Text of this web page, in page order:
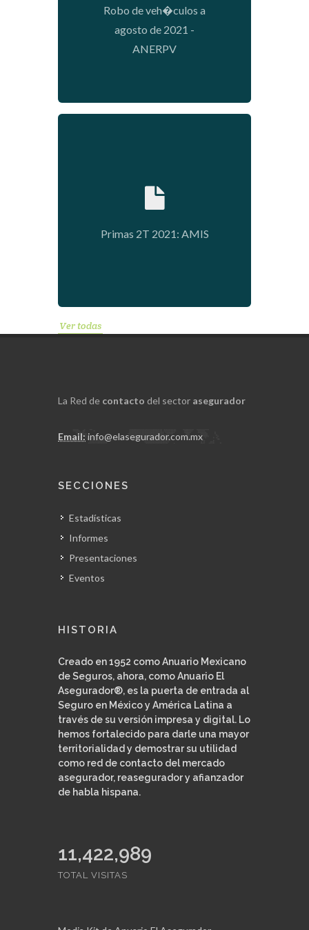
Robo de veh�culos a
agosto de 2021 -
ANERPV
Primas 2T 2021: AMIS
2021-09-13 17:45:51
Ver todas
La Red de contacto del sector asegurador
Email: info@elasegurador.com.mx
SECCIONES
Estadísticas
Informes
Presentaciones
Eventos
HISTORIA
Creado en 1952 como Anuario Mexicano
de Seguros, ahora, como Anuario El
Asegurador®, es la puerta de entrada al
Seguro en México y América Latina a
través de su versión impresa y digital. Lo
hemos fortalecido para darle una mayor
territorialidad y demostrar su utilidad
como red de contacto del mercado
asegurador, reasegurador y afianzador
de habla hispana.
11,422,989
TOTAL VISITAS